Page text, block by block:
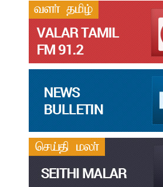
Jul
31
தமிழ்க்கலை – தமிழியல்
Jul
31
தமிழ்க்கலை – தமிழியல்
Jul
31
தமிழ்க்கலை – தமிழியல்
Jul தமிழ்க்கலை – தமிழியல்